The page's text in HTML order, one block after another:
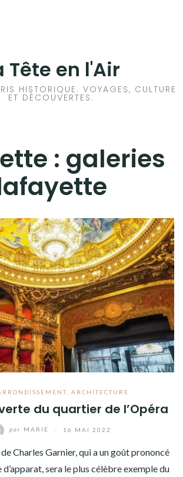
Tête en l'Air
HISTORIQUE. VOYAGES, CULTURE
ET DÉCOUVERTES.
: galeries
ARCHITECTURE
du quartier de l’Opéra
par MARIE 16 MAI 2022
Charles Garnier, qui a un goût prononcé
sera le plus célèbre exemple du
FRANCE